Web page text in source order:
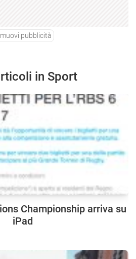
pubblicità
in Sport
Championship arriva su
iPad